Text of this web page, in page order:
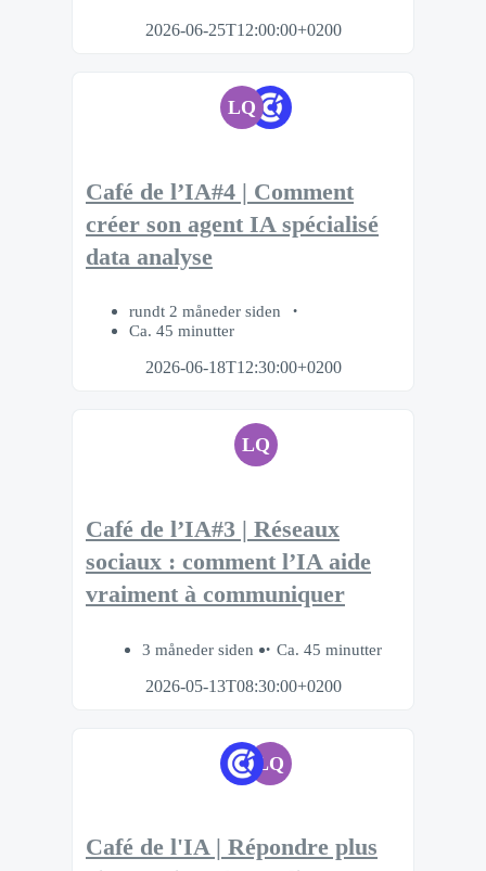
2026-06-25T12:00:00+0200
LQ
Café de l’IA#4 | Comment
créer son agent IA spécialisé
data analyse
rundt 2 måneder siden
Ca. 45 minutter
2026-06-18T12:30:00+0200
LQ
Café de l’IA#3 | Réseaux
sociaux : comment l’IA aide
vraiment à communiquer
3 måneder siden
Ca. 45 minutter
2026-05-13T08:30:00+0200
LQ
Café de l'IA | Répondre plus